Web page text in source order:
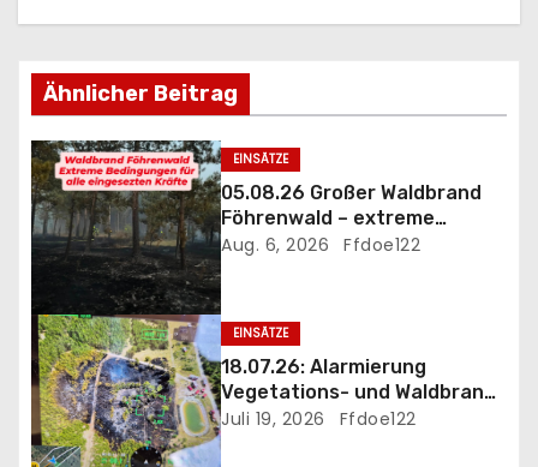
g
s
n
a
v
g
a
t
Ähnlicher Beitrag
EINSÄTZE
05.08.26 Großer Waldbrand
Föhrenwald – extreme
Einsatzbedingungen
Aug. 6, 2026 Ffdoe122
EINSÄTZE
18.07.26: Alarmierung
Vegetations- und Waldbrand
B3 Föhrenwald
Juli 19, 2026 Ffdoe122